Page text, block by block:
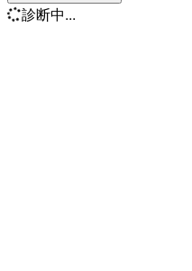
診断中...